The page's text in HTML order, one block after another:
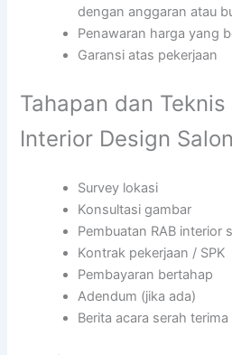
dengan anggaran atau
Penawaran harga yang
Garansi atas pekerjaan
Tahapan dan
Interior Design Salon
Survey lokasi
Konsultasi gambar
Pembuatan RAB interior
Kontrak pekerjaan / SPK
Pembayaran bertahap
Adendum (jika ada)
Berita acara serah